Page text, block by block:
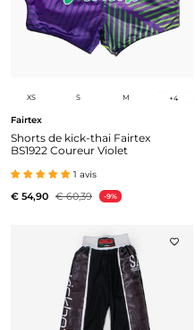
XS S M +4
Fairtex
Shorts de kick-thai Fairtex
BS1922 Coureur Violet
1 avis
€ 54,90 € 60,39 -9%